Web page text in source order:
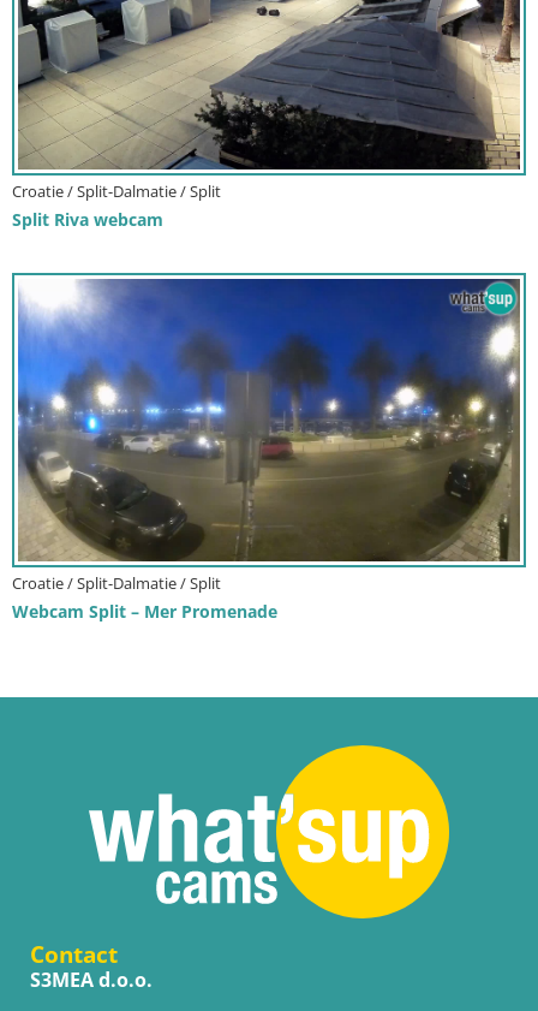
Croatie / Split-Dalmatie / Split
Split Riva webcam
Croatie / Split-Dalmatie / Split
Webcam Split – Mer Promenade
Contact
S3MEA d.o.o.